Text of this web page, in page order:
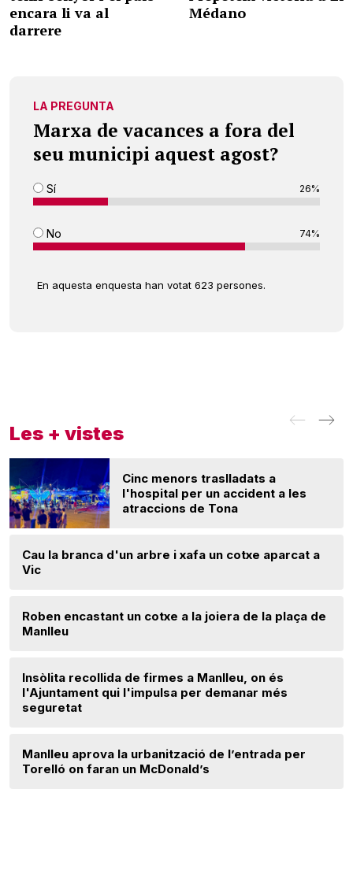
encara li va al
darrere
Médano
LA PREGUNTA
Marxa de vacances a fora del
seu municipi aquest agost?
Sí 26%
No 74%
En aquesta enquesta han votat 623 persones.
Les + vistes
Cinc menors traslladats a
l'hospital per un accident a les
atraccions de Tona
Cau la branca d'un arbre i xafa un cotxe aparcat a
Vic
Roben encastant un cotxe a la joiera de la plaça de
Manlleu
Insòlita recollida de firmes a Manlleu, on és
l'Ajuntament qui l'impulsa per demanar més
seguretat
Manlleu aprova la urbanització de l’entrada per
Torelló on faran un McDonald’s